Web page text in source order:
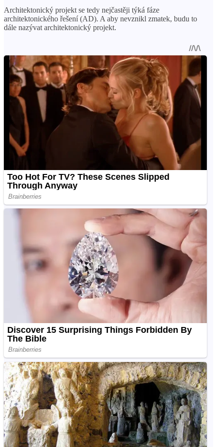
Architektonický projekt se tedy nejčastěji týká fáze
architektonického řešení (AD). A aby nevznikl zmatek, budu to
dále nazývat architektonický projekt.